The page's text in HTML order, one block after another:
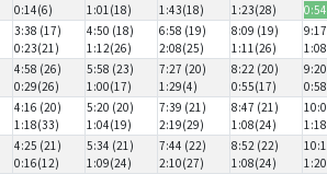
0:14(6)
1:01(18)
1:43(18)
1:23(28)
3:38 (17)
0:23(21)
4:50 (18)
1:12(26)
6:58 (19)
2:08(25)
8:09 (19)
1:11(26)
4:58 (26)
0:29(26)
5:58 (23)
1:00(17)
7:27 (20)
1:29(4)
8:22 (20)
0:55(17)
4:16 (20)
1:18(33)
5:20 (20)
1:04(19)
7:39 (21)
2:19(29)
8:47 (21)
1:08(24)
4:25 (21)
0:16(12)
5:34 (21)
1:09(24)
7:44 (22)
2:10(27)
8:52 (22)
1:08(24)